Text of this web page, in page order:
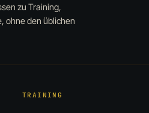
zu Training,
ohne den üblichen
TRAINING